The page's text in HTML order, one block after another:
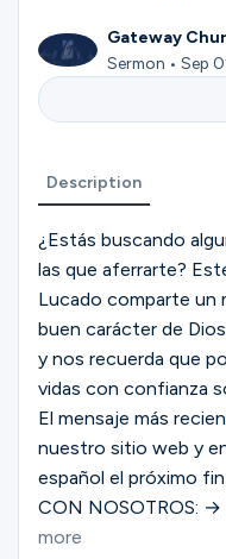
Ministries
Give
Search
English
Gateway
Sermon • Sep
Description
¿Estás buscando
las que aferrarte?
Lucado comparte un
buen carácter de
y nos recuerda que
vidas con confianza
El mensaje más
nuestro sitio web y
español el próximo fin de
CON NOSOTROS: →
https://gway.ch/
more